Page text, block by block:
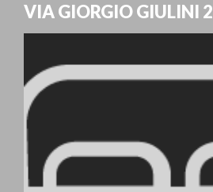
VIA GIORGIO GIULINI 2